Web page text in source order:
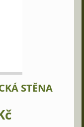
STĚNA